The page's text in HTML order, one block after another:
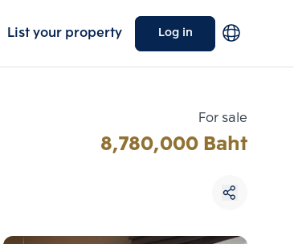
List your property Log in
For sale
8,780,000 Baht
Choose comparative unit